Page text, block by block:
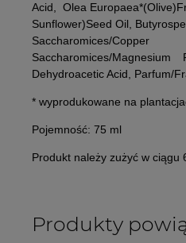
Acid, Olea
Sunflower)Seed Oil,
Saccharomices/
Saccharomices/
Dehydroacetic Acid, Parfum/
* wyprodukowane na
Pojemność: 75 ml
Produkt należy zużyć w ciągu
Produkty